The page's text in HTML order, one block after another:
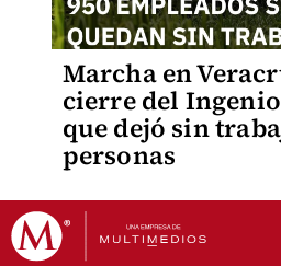
Marcha en
cierre del
que dejó sin
personas